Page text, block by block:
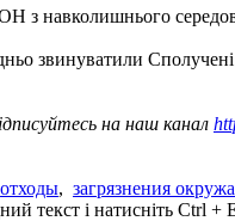
з навколишнього
звинуватили
на наш канал
отходы, загрязнения
текст і натисніть Ctrl